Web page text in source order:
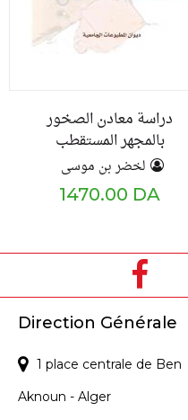
دراسة معادن الصخور
بالمجهر المستقطب
لخضر بن موسى
1470.00 DA
Direction Générale
1 place centrale de Ben
Aknoun - Alger